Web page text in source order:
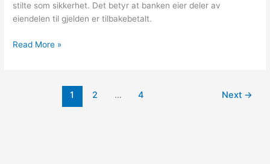
stilte som sikkerhet. Det betyr at banken eier deler av
eiendelen til gjelden er tilbakebetalt.
Hvor
Read More »
1 2 … 4 Next →